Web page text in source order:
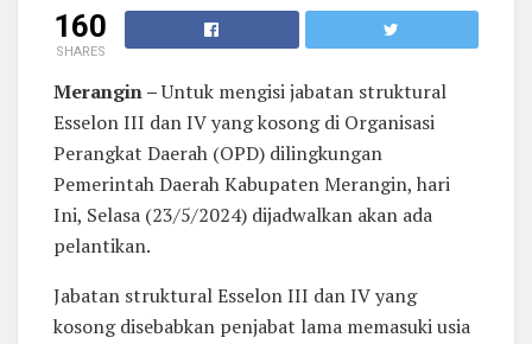
160
SHARES
Merangin –Untuk mengisi jabatan struktural
Esselon III dan IV yang kosong di Organisasi
Perangkat Daerah (OPD) dilingkungan
Pemerintah Daerah Kabupaten Merangin, hari
Ini, Selasa (23/5/2024) dijadwalkan akan ada
pelantikan.
Jabatan struktural Esselon III dan IV yang
kosong disebabkan penjabat lama memasuki usia